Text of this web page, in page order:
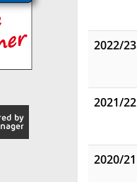
2022/23
2021/22
2020/21